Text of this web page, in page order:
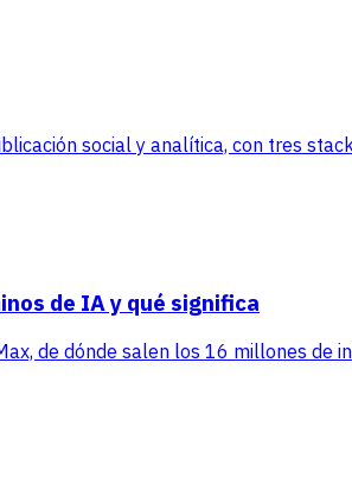
social y analítica, con tres
de IA y qué significa
de dónde salen los 16 millones de